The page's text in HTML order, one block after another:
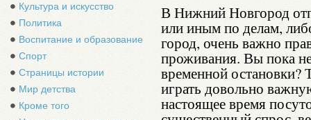
Культура и искусство
Политика
Воспитание и образование
Спорт
Страницы истории
Мир детства
Кроме того
В Нижний Новгород
или иным по делам,
город, очень важно
проживания. Вы пока
временной остановки?
играть довольно
настоящее время